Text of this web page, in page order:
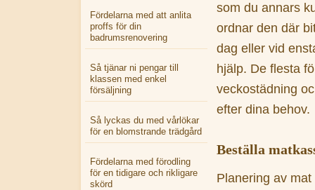
som du annars
ordnar den där
dag eller vid
hjälp. De flesta
veckostädning
efter dina behov.
Beställa
Planering av
Fördelarna med att anlita
proffs för din
badrumsrenovering
Så tjänar ni pengar till
klassen med enkel
försäljning
Så lyckas du med vårlökar
för en blomstrande trädgård
Fördelarna med förodling
för en tidigare och rikligare
skörd